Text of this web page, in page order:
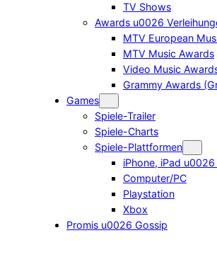
TV Shows
Awards u0026
MTV European
MTV Music Awards
Video Music
Grammy Awards
Games
Spiele-Trailer
Spiele-Charts
Spiele-Plattformen
iPhone, iPad u0026
Computer/PC
Playstation
Xbox
Promis u0026 Gossip